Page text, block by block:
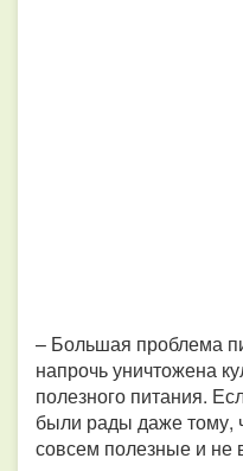
– Большая проблема
напрочь уничтожена
полезного питания.
были рады даже тому,
совсем полезные и не